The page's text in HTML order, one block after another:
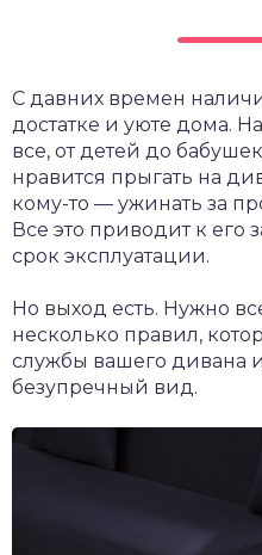
С давних времен
достатке и уюте дома.
все, от детей до
нравится прыгать на
кому-то — ужинать за
Все это приводит к его
срок эксплуатации.
Но выход есть. Нужно
несколько правил,
службы вашего дивана
безупречный вид.